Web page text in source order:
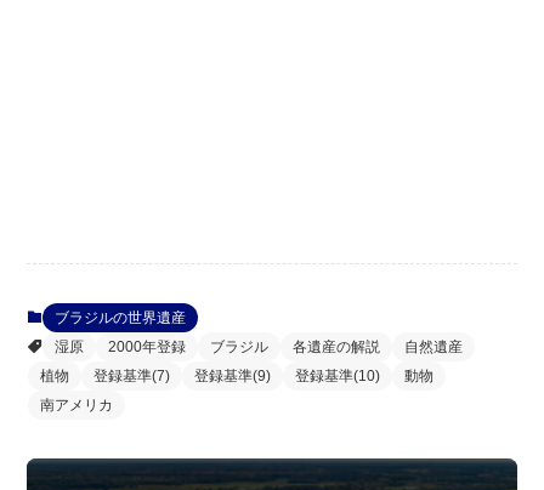
ブラジルの世界遺産
湿原
2000年登録 ブラジル 各遺産の解説
自然遺産
植物
登録基準(7) 登録基準(9) 登録基準(10)
動物
南アメリカ